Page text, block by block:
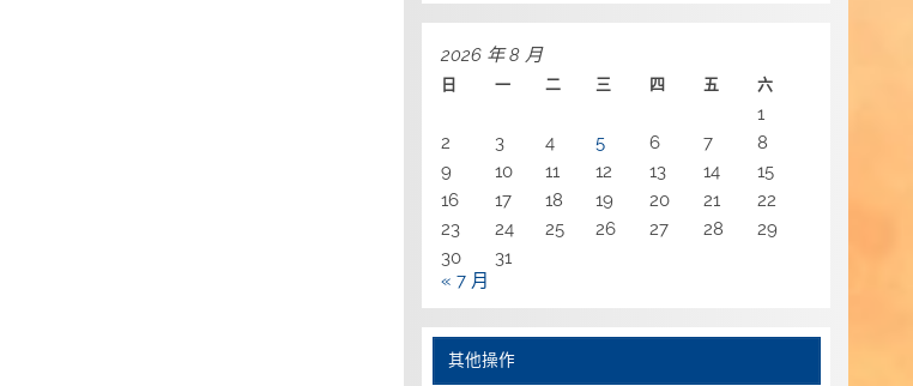
2026 年 8 月
日 一 二 三 四 五 六
1
2
3 4 5 6 7
8
9
10 11 12 13 14
15
16
17 18 19 20 21
22
23
24 25 26 27 28
29
30
31
« 7 月
其他操作